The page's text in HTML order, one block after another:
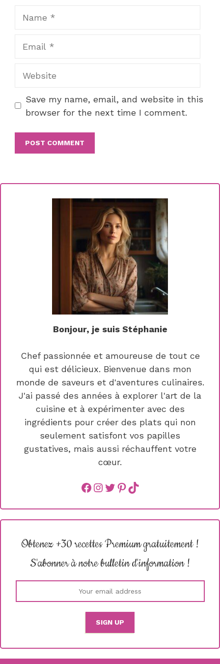
Save my name, email, and website in this
browser for the next time I comment.
Bonjour, je suis Stéphanie
Chef passionnée et amoureuse de tout ce
qui est délicieux. Bienvenue dans mon
monde de saveurs et d'aventures culinaires.
J'ai passé des années à explorer l'art de la
cuisine et à expérimenter avec des
ingrédients pour créer des plats qui non
seulement satisfont vos papilles
gustatives, mais aussi réchauffent votre
cœur.
Facebook
instagram
Twitter
Pinterest
TikTok
Obtenez +30 recettes Premium gratuitement !
S'abonner à notre bulletin d'information !